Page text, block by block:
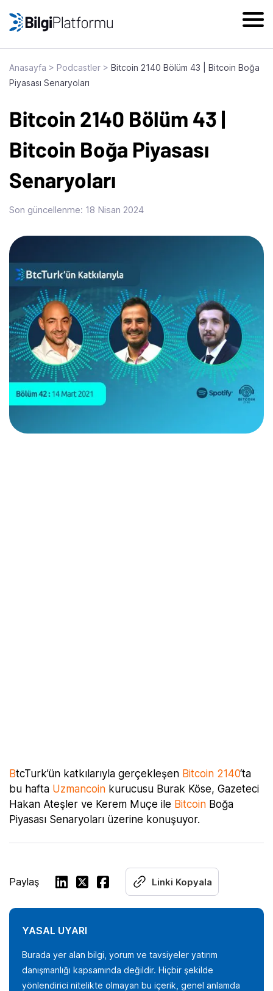
Anasayfa > Podcastler > Bitcoin 2140 Bölüm 43 | Bitcoin Boğa
Piyasası Senaryoları
Bitcoin 2140 Bölüm 43 |
Bitcoin Boğa Piyasası
Senaryoları
Son güncellenme: 18 Nisan 2024
BtcTurk’ün katkılarıyla gerçekleşen Bitcoin 2140‘ta
bu hafta Uzmancoin kurucusu Burak Köse, Gazeteci
Hakan Ateşler ve Kerem Muçe ile Bitcoin Boğa
Piyasası Senaryoları üzerine konuşuyor.
Paylaş Linki Kopyala
YASAL UYARI
Burada yer alan bilgi, yorum ve tavsiyeler yatırım
danışmanlığı kapsamında değildir. Hiçbir şekilde
yönlendirici nitelikte olmayan bu içerik, genel anlamda